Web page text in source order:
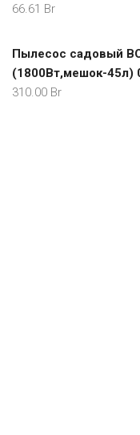
66.61 Br
Пылесос садовый
(1800Вт,мешок-45л)
310.00 Br